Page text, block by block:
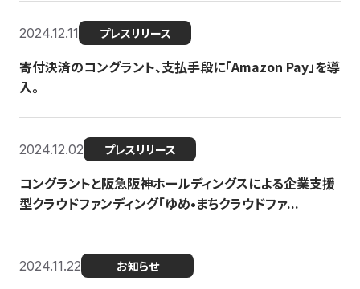
2024.12.11 プレスリリース
寄付決済のコングラント、支払手段に「Amazon Pay」を導
入。
2024.12.02 プレスリリース
コングラントと阪急阪神ホールディングスによる企業支援
型クラウドファンディング「ゆめ•まちクラウドファ...
2024.11.22 お知らせ